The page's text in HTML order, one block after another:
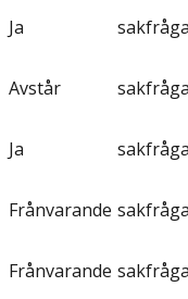
Ja
Avstår
Ja
Frånvarande
Frånvarande